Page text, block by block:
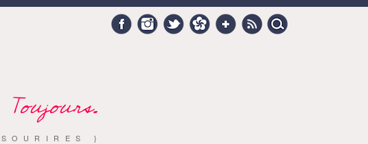
Search
for:
FacebookInstagramTwitter HellocotonGoogle +
RSS
Toujours.
}